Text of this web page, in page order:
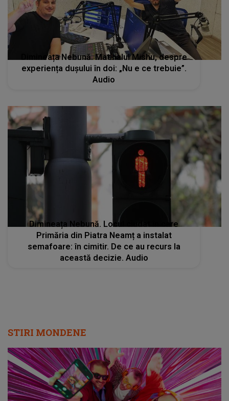
Dimineața Nebună. Matinalul Mishu, despre
experiența dușului în doi: „Nu e ce trebuie”.
Audio
Dimineața Nebună. Locul ciudat în care
Primăria din Piatra Neamț a instalat
semafoare: în cimitir. De ce au recurs la
această decizie. Audio
STIRI MONDENE